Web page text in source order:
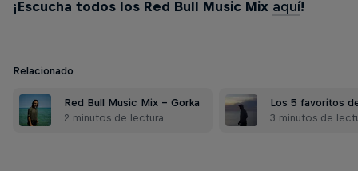
¡Escucha todos los Red Bull Music Mix aquí!
Relacionado
Red Bull Music Mix - Gorka
2 minutos de lectura
Los 5 favoritos
3 minutos de